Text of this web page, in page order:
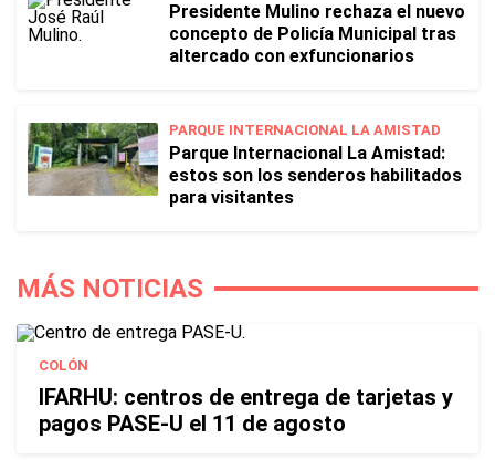
Presidente Mulino rechaza el nuevo
concepto de Policía Municipal tras
altercado con exfuncionarios
PARQUE INTERNACIONAL LA AMISTAD
Parque Internacional La Amistad:
estos son los senderos habilitados
para visitantes
MÁS NOTICIAS
COLÓN
IFARHU: centros de entrega de tarjetas y
pagos PASE-U el 11 de agosto